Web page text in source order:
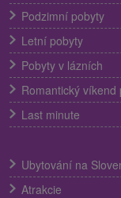
Podzimní pobyty
Letní pobyty
Pobyty v lázních
Romantický víkend
Last minute
Ubytování na
Atrakcie